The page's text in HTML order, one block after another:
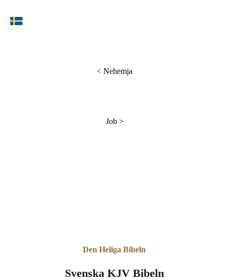
< Nehemja
Job >
Den Heliga Bibeln
Svenska KJV Bibeln